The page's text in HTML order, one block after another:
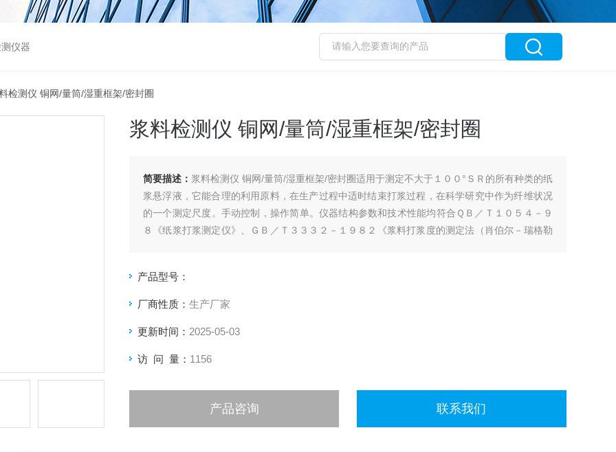
仪器
检测仪 铜网/量筒/湿重框架/密封圈
浆料检测仪 铜网/量筒/湿重框架/密封圈
简要描述： 浆料检测仪 铜网/量筒/湿重框架/密封圈适用于测定不大于１００°ＳＲ的所有种类的纸
浆悬浮液，它能合理的利用原料，在生产过程中适时结束打浆过程，在科学研究中作为纤维状况
的一个测定尺度。手动控制，操作简单。仪器结构参数和技术性能均符合ＱＢ／Ｔ１０５４－９
８《纸浆打浆测定仪》、ＧＢ／Ｔ３３３２－１９８２《浆料打浆度的测定法（肖伯尔－瑞格勒
产品型号：
厂商性质： 生产厂家
更新时间： 2025-05-03
访 问 量： 1156
产品咨询 联系我们